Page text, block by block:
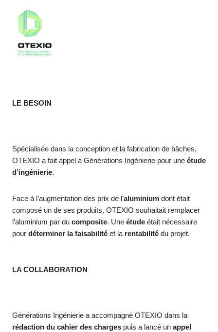
LE BESOIN
Spécialisée dans la conception et la fabrication de bâches,
OTEXIO a fait appel à Générations Ingénierie pour une étude
d’ingénierie.
Face à l’augmentation des prix de l’aluminium dont était
composé un de ses produits, OTEXIO souhaitait remplacer
l’aluminium par du composite. Une étude était nécessaire
pour déterminer la faisabilité et la rentabilité du projet.
LA COLLABORATION
Générations Ingénierie a accompagné OTEXIO dans la
rédaction du cahier des charges puis a lancé un appel